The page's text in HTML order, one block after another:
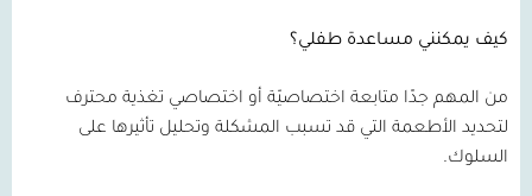
كيف يمكنني مساعدة طفلي؟
من المهم جدًا متابعة اختصاصيّة أو اختصاصي تغذية محترف
لتحديد الأطعمة التي قد تسبب المشكلة وتحليل تأثيرها على
السلوك.